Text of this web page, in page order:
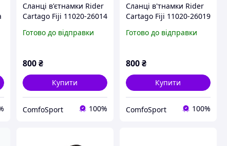
Сланці в'єтнамки Rider
Cartago Fiji 11020-26014
Готово до відправки
800 ₴
Купити
ComfoSport 100%
Сланці в'тнамки Rider
Cartago Fiji 11020-26019
Готово до відправки
800₴
Купити
ComfoSport 100%